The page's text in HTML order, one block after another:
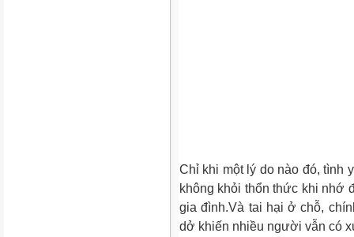
Chỉ khi một lý do nào đó, tình
không khỏi thổn thức khi nhớ
gia đình.Và tai hại ở chỗ,
dở khiến nhiều người vẫn có